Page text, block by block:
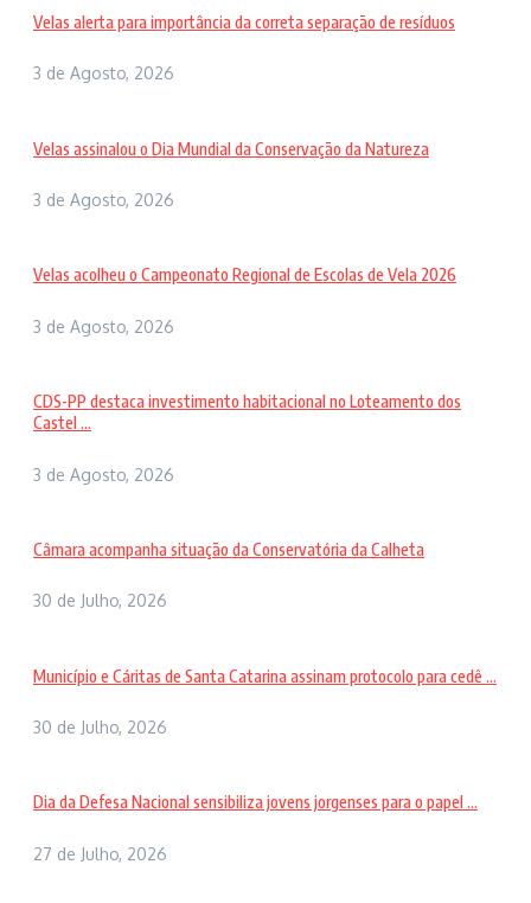
Velas alerta para importância da correta separação de resíduos
3 de Agosto, 2026
Velas assinalou o Dia Mundial da Conservação da Natureza
3 de Agosto, 2026
Velas acolheu o Campeonato Regional de Escolas de Vela 2026
3 de Agosto, 2026
CDS-PP destaca investimento habitacional no Loteamento dos
Castel ...
3 de Agosto, 2026
Câmara acompanha situação da Conservatória da Calheta
30 de Julho, 2026
Município e Cáritas de Santa Catarina assinam protocolo para cedê ...
30 de Julho, 2026
Dia da Defesa Nacional sensibiliza jovens jorgenses para o papel ...
27 de Julho, 2026